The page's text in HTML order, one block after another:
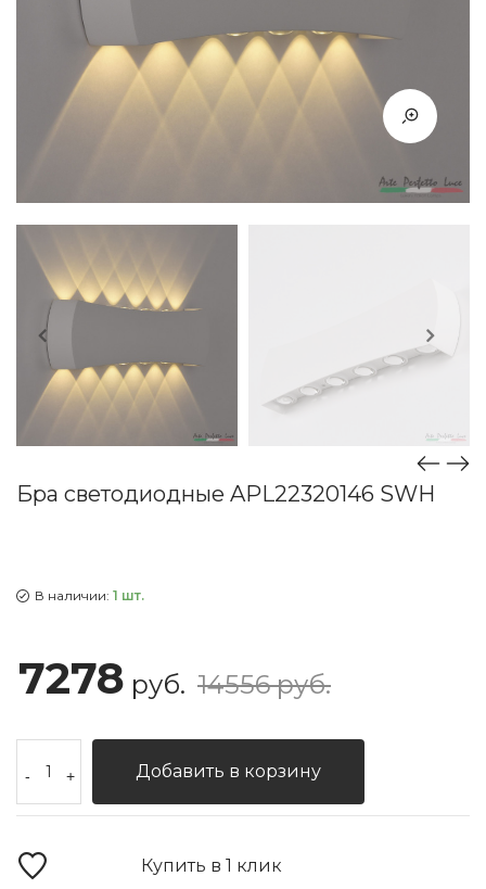
Бра светодиодные APL22320146 SWH
В наличии: 1 шт.
7278 руб. 14556 руб.
- + Добавить в корзину
Купить в 1 клик